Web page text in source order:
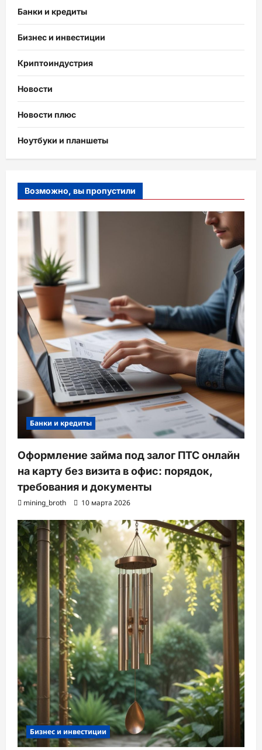
Банки и кредиты
Бизнес и инвестиции
Криптоиндустрия
Новости
Новости плюс
Ноутбуки и планшеты
Возможно, вы пропустили
Банки и кредиты
Оформление займа под залог ПТС онлайн
на карту без визита в офис: порядок,
требования и документы
mining_broth 10 марта 2026
Бизнес и инвестиции